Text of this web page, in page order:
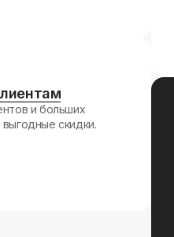
и больших
скидки.